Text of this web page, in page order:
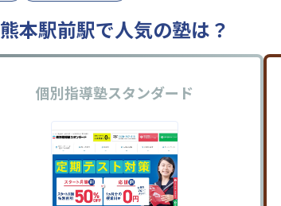
熊本駅前駅で人気の塾は？
個別指導塾スタンダード